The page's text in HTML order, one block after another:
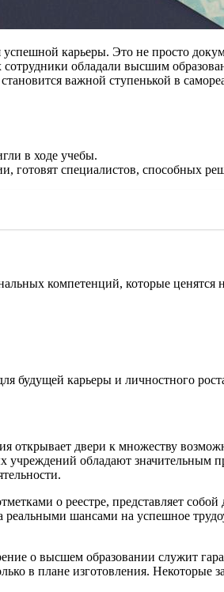
карьеры. Это не просто
обладали высшим
важной ступенькой в
в ходе учебы.
специалистов, способных
компетенций, которые
будущей карьеры и личностного
двери к множеству
обладают значительным
о реестре, представляет
шансами на успешное
о высшем образовании служит
в плане изготовления. Некоторые